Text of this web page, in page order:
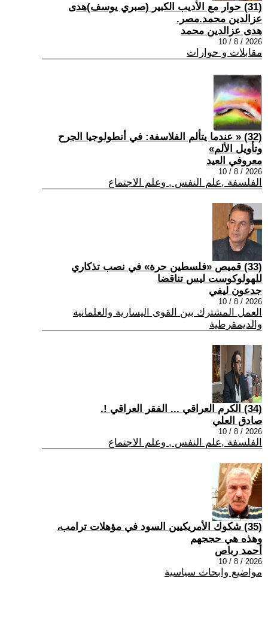
(31) حوار مع الأديب الكبير (صبري يوسف)هدى
عزالدين محمد.مصر.
هدى عزالدين محمد
2026 / 8 / 10
مقابلات و حوارات
(32) « عندما يتألم الفلاسفة: في أنطولوجيا الجرح
وتأويل الألم»
معروفي العيد
2026 / 8 / 10
الفلسفة ,علم النفس , وعلم الاجتماع
(33) قميص «فلسطين حرة» في نصب تذكاري
للهولوكوست ليس تناقضا
جدعون ليفي
2026 / 8 / 10
العمل المشترك بين القوى اليسارية والعلمانية
والديمقرطية
(34) الكرم العراقي ... الفقر العراقي !.
صادق العلي
2026 / 8 / 10
الفلسفة ,علم النفس , وعلم الاجتماع
(35) شكوك الأمريكيين السود في مؤهلات ترامب،
وهذه هي حججهم
أحمد رباص
2026 / 8 / 10
مواضيع وابحاث سياسية